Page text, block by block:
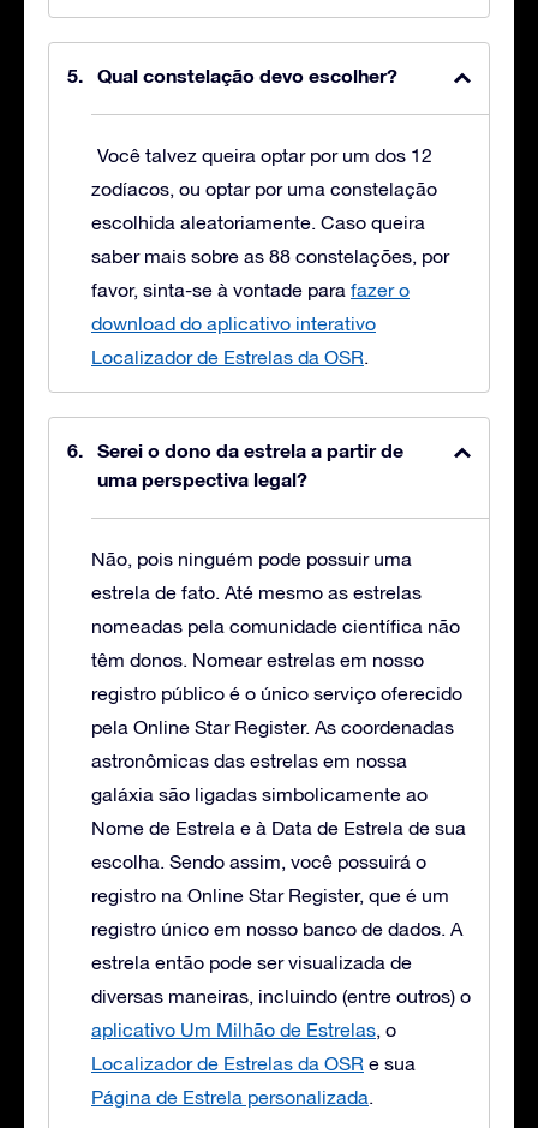
Qual constelação devo escolher?
Você talvez queira optar por um dos 12
zodíacos, ou optar por uma constelação
escolhida aleatoriamente. Caso queira
saber mais sobre as 88 constelações, por
favor, sinta-se à vontade para fazer o
download do aplicativo interativo
Localizador de Estrelas da OSR.
Serei o dono da estrela a partir de
uma perspectiva legal?
Não, pois ninguém pode possuir uma
estrela de fato. Até mesmo as estrelas
nomeadas pela comunidade científica não
têm donos. Nomear estrelas em nosso
registro público é o único serviço oferecido
pela Online Star Register. As coordenadas
astronômicas das estrelas em nossa
galáxia são ligadas simbolicamente ao
Nome de Estrela e à Data de Estrela de sua
escolha. Sendo assim, você possuirá o
registro na Online Star Register, que é um
registro único em nosso banco de dados. A
estrela então pode ser visualizada de
diversas maneiras, incluindo (entre outros) o
aplicativo Um Milhão de Estrelas, o
Localizador de Estrelas da OSR e sua
Página de Estrela personalizada.